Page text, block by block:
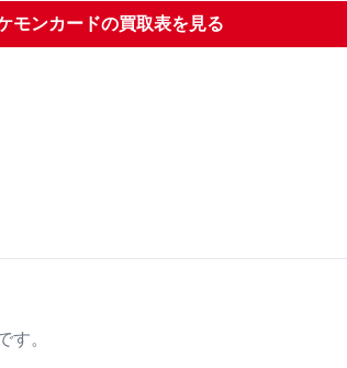
モンカードの買取表を見る
。